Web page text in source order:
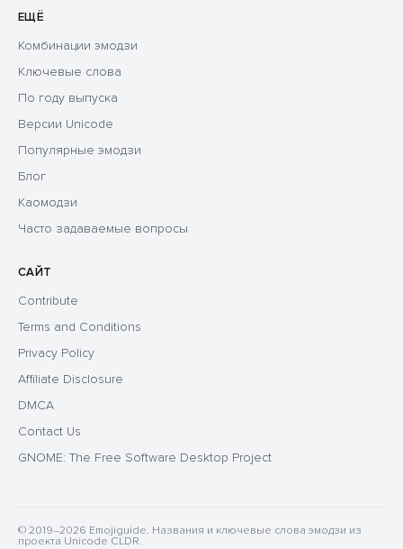
ЕЩЁ
Комбинации эмодзи
Ключевые слова
По году выпуска
Версии Unicode
Популярные эмодзи
Блог
Каомодзи
Часто задаваемые вопросы
САЙТ
Contribute
Terms and Conditions
Privacy Policy
Affiliate Disclosure
DMCA
Contact Us
GNOME: The Free Software Desktop Project
© 2019–2026 Emojiguide. Названия и ключевые слова эмодзи из
проекта Unicode CLDR.